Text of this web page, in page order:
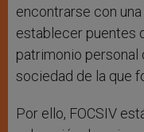
encontrarse con
establecer puentes
patrimonio personal
sociedad de la que
Por ello, FOCSIV